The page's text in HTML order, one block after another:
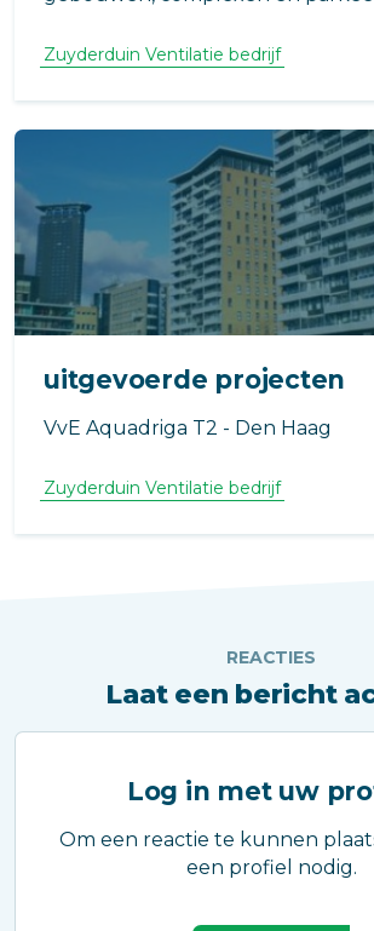
Zuyderduin Ventilatie bedrijf
uitgevoerde projecten
VvE Aquadriga T2 - Den Haag
Zuyderduin Ventilatie bedrijf
REACTIES
Laat een bericht
Log in met uw
Om een reactie te kunnen
een profiel nodig.